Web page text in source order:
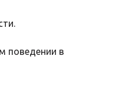
поведении в